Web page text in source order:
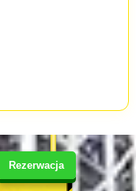
Rezerwacja